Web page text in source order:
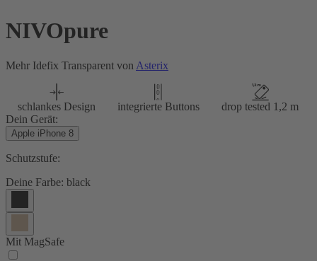
NIVOpure
Mehr Idefix Transparent von Asterix
schlankes Design integrierte Buttons
drop tested 1,2 m
Dein Gerät:
Apple iPhone 8
Schutzstufe:
Deine Farbe: black
Mit MagSafe